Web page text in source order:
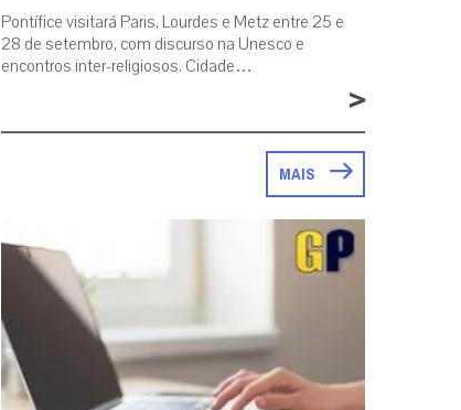
Pontífice visitará Paris, Lourdes e Metz entre 25 e
28 de setembro, com discurso na Unesco e
encontros inter-religiosos. Cidade…
>
MAIS